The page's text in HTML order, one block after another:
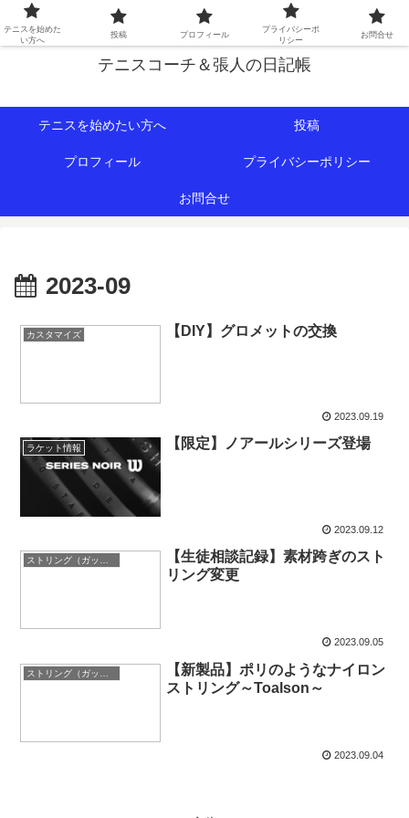
初心者∼中級者向けの情報を中心にテニスライフをサポート！
テニスコーチ＆張人の日記帳
テニスを始めたい方へ 投稿
プロフィール プライバシーポリシー
お問合せ
2023-09
カスタマイズ 【DIY】グロメットの交換
2023.09.19
ラケット情報 【限定】ノアールシリーズ登場
2023.09.12
ストリング（ガット）
【生徒相談記録】素材跨ぎのスト
リング変更
2023.09.05
【新製品】ポリのようなナイロン
ストリング～Toalson～
2023.09.04
テニスを始めた
い方へ
投稿 プロフィール
プライバシーポ
リシー
お問合せ